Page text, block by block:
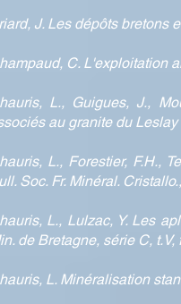
J. Les dépôts bretons
C. L'exploitation
L., Guigues, J.,
au granite du
L., Forestier, F.H.,
Soc. Fr. Minéral.
L., Lulzac, Y. Les
de Bretagne, série C,
L. Minéralisation